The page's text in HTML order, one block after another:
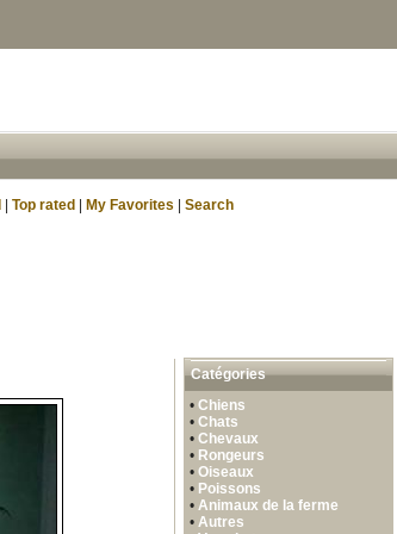
Top rated My Favorites Search
Catégories
•Chiens
•Chats
•Chevaux
• Rongeurs
•Oiseaux
• Poissons
• Animaux de la ferme
• Autres